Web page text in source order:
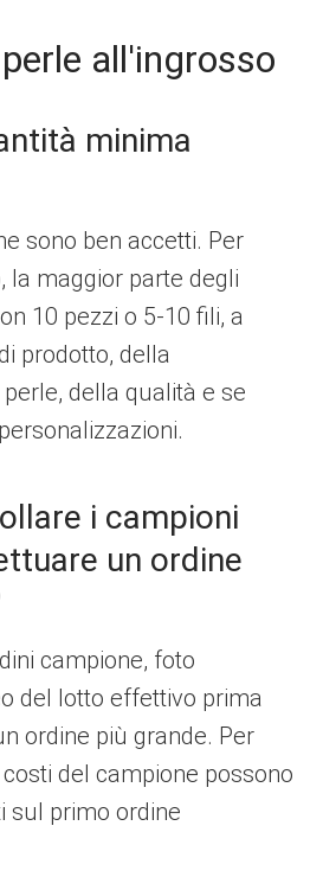
all'ingrosso
minima
sono ben accetti. Per
la maggior parte degli
10 pezzi o 5-10 fili, a
prodotto, della
della qualità e se
i campioni
un ordine
campione, foto
del lotto effettivo prima
ordine più grande. Per
del campione possono
sul primo ordine